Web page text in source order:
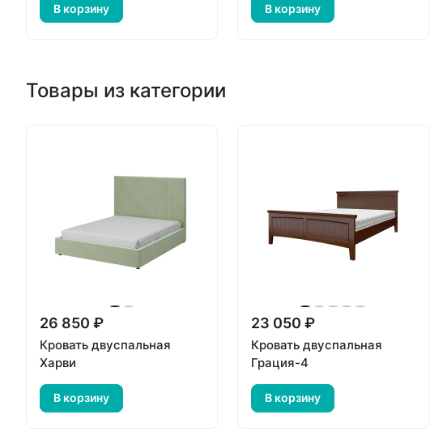
В корзину В корзину
Товары из категории
26 850 ₽
Кровать двуспальная
Харви
В корзину
23 050 ₽
Кровать двуспальная
Грация-4
В корзину